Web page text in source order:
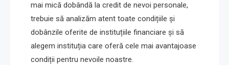
mai mică dobândă la credit de nevoi personale,
trebuie să analizăm atent toate condițiile și
dobânzile oferite de instituțiile financiare și să
alegem instituția care oferă cele mai avantajoase
condiții pentru nevoile noastre.